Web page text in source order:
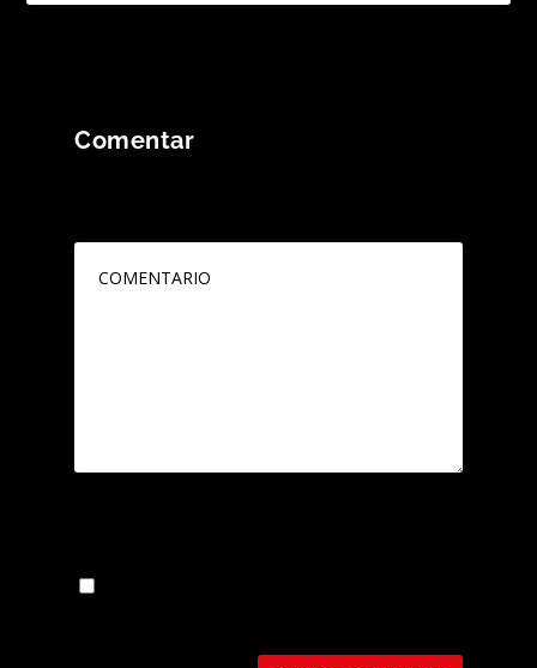
Comentar